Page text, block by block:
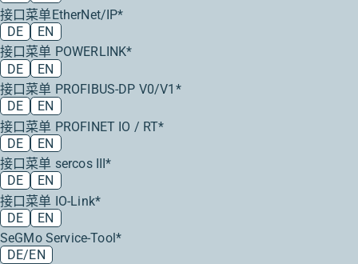
接口菜单EtherNet/IP*
DE
EN
接口菜单 POWERLINK*
DE
EN
接口菜单 PROFIBUS-DP V0/V1*
DE
EN
接口菜单 PROFINET IO / RT*
DE
EN
接口菜单 sercos III*
DE
EN
接口菜单 IO-Link*
DE
EN
SeGMo Service-Tool*
DE/EN